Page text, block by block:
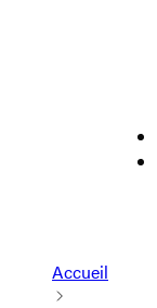
Accueil